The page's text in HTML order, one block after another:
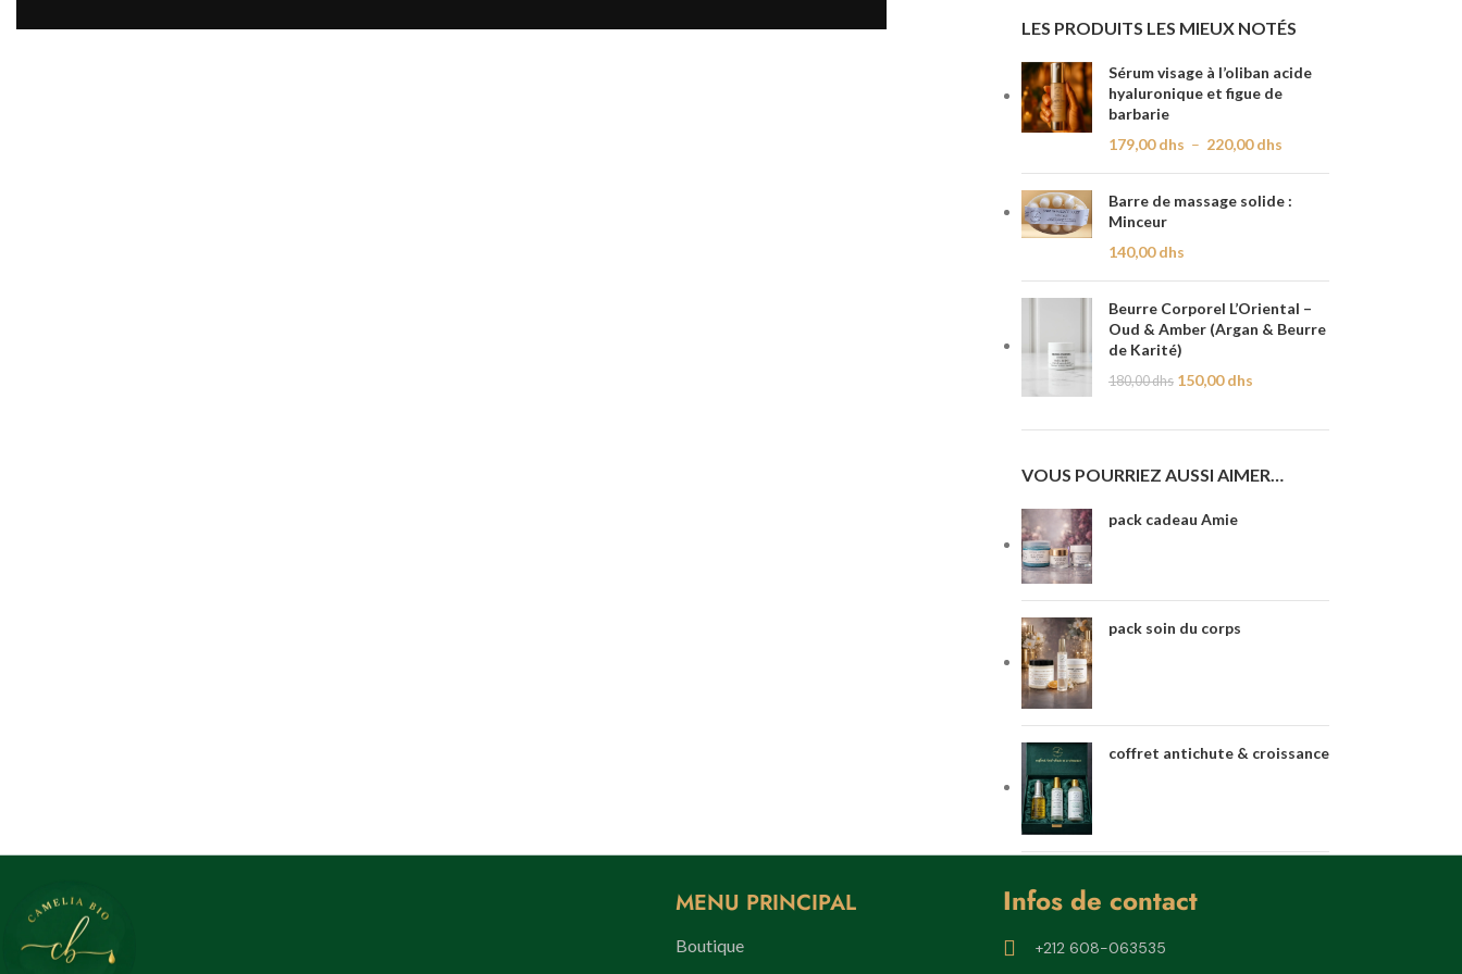
LES PRODUITS LES MIEUX NOTÉS
Sérum visage à l’oliban acide
hyaluronique et figue de
barbarie
179,00dhs – 220,00dhs
Barre de massage solide :
Minceur
140,00dhs
Beurre Corporel L’Oriental –
Oud & Amber (Argan & Beurre
de Karité)
180,00dhs 150,00dhs
VOUS POURRIEZ AUSSI AIMER…
pack cadeau Amie
pack soin du corps
coffret antichute & croissance
PARFUMEE
MENU PRINCIPAL
Boutique
Infos de contact
+212 608-063535